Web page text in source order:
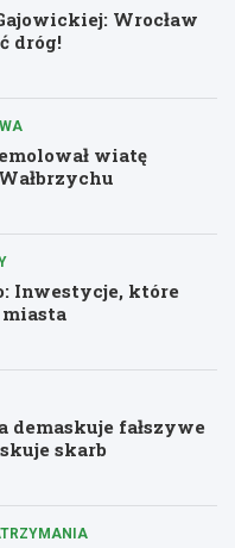
Wrocław
dróg!
wiatę
Inwestycje, które
demaskuje fałszywe
skarb